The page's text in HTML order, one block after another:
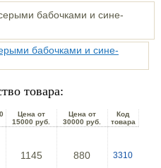
товара:
Цена от
15000 руб.
Цена от
30000 руб.
Код
товара
1145 880 3310